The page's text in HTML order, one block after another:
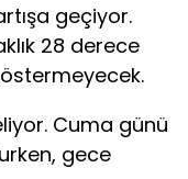
geçiyor.
28 derece
Cuma günü
gece